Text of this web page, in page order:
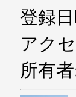
登録日
アク
所有